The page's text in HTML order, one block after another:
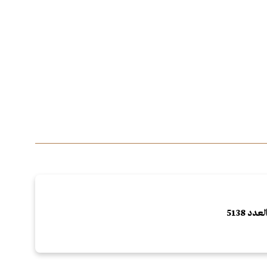
العدد 5138